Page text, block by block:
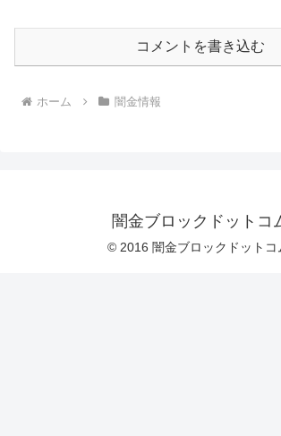
コメントを書き込む
ホーム 闇金情報
闇金ブロックドットコ
© 2016 闇金ブロックドットコ